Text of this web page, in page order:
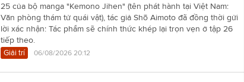
25 của bộ manga "Kemono Jihen" (tên phát hành tại Việt Nam:
Văn phòng thám tử quái vật), tác giả Shō Aimoto đã đồng thời gửi
lời xác nhận: Tác phẩm sẽ chính thức khép lại trọn vẹn ở tập 26
tiếp theo.
Giải trí
06/08/2026 20:12